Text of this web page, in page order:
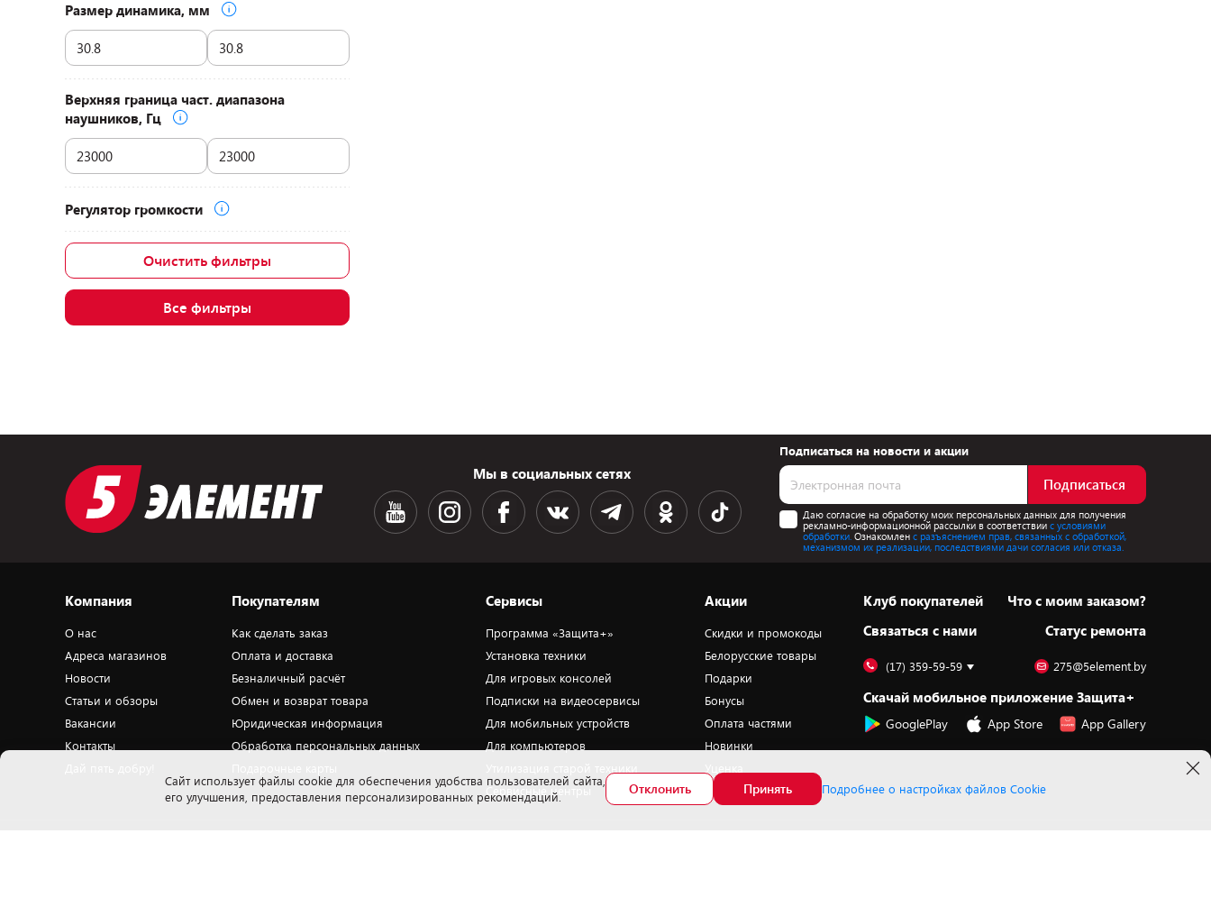
Размер динамика, мм
Верхняя граница част. диапазона
наушников, Гц
Регулятор громкости
Очистить фильтры
Все фильтры
Мы в социальных сетях
Подписаться на новости и акции
Подписаться
Даю согласие на обработку моих персональных данных для получения
рекламно-информационной рассылки в соответствиис условиями
обработки. Ознакомлен с разъяснением прав, связанных с обработкой,
механизмом их реализации, последствиями дачи согласия или отказа.
Компания
О нас
Адреса магазинов
Новости
Статьи и обзоры
Вакансии
Контакты
Покупателям
Как сделать заказ
Оплата и доставка
Безналичный расчёт
Обмен и возврат товара
Юридическая информация
Обработка персональных данных
Сервисы
Программа «Защита+»
Установка техники
Для игровых консолей
Подписки на видеосервисы
Для мобильных устройств
Для компьютеров
Сервисные центры
Акции
Скидки и промокоды
Белорусские товары
Подарки
Бонусы
Оплата частями
Новинки
Клуб покупателей
Cвязаться с нами
Что с моим заказом?
Статус ремонта
(17) 359-59-59 275@5element.by
Скачай мобильное приложение Защита+
GooglePlay App Store App Gallery
Cайт использует файлы cookie для обеспечения удобства пользователей сайта,
его улучшения, предоставления персонализированных рекомендаций.
Отклонить Принять Подробнее о настройках файлов Cookie